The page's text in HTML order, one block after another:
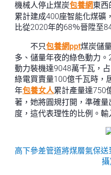
機械人停止煤炭包養網東西
累計建成400座智能化煤礦
比從2020年的68％晉陞至
不只包養網ppt煤炭儲
多、儲量年夜的綠色動力
動力裝機達9048萬千瓦，
綠電買賣量100億千瓦時，
年包養女人累計產量達750
著，她將圓規打開，準確量
度，這代表理性的比例。輸
高下參差管道將煤層氣保
攝